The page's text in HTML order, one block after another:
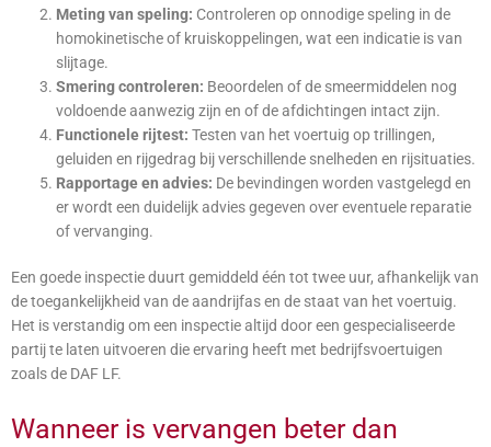
Meting van speling: Controleren op onnodige speling in de
homokinetische of kruiskoppelingen, wat een indicatie is van
slijtage.
Smering controleren: Beoordelen of de smeermiddelen nog
voldoende aanwezig zijn en of de afdichtingen intact zijn.
Functionele rijtest: Testen van het voertuig op trillingen,
geluiden en rijgedrag bij verschillende snelheden en rijsituaties.
Rapportage en advies: De bevindingen worden vastgelegd en
er wordt een duidelijk advies gegeven over eventuele reparatie
of vervanging.
Een goede inspectie duurt gemiddeld één tot twee uur, afhankelijk van
de toegankelijkheid van de aandrijfas en de staat van het voertuig.
Het is verstandig om een inspectie altijd door een gespecialiseerde
partij te laten uitvoeren die ervaring heeft met bedrijfsvoertuigen
zoals de DAF LF.
Wanneer is vervangen beter dan